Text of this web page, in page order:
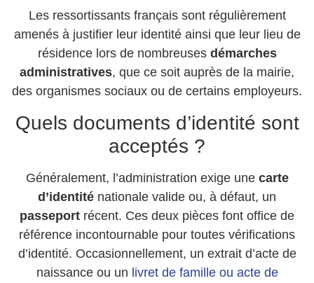
Les ressortissants français sont régulièrement
amenés à justifier leur identité ainsi que leur lieu de
résidence lors de nombreuses démarches
administratives, que ce soit auprès de la mairie,
des organismes sociaux ou de certains employeurs.
Quels documents d’identité sont
acceptés ?
Généralement, l’administration exige une carte
d’identité nationale valide ou, à défaut, un
passeport récent. Ces deux pièces font office de
référence incontournable pour toutes vérifications
d’identité. Occasionnellement, un extrait d’acte de
naissance ou un livret de famille ou acte de